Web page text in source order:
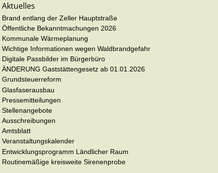
Aktuelles
Brand entlang der Zeller Hauptstraße
Öffentliche Bekanntmachungen 2026
Kommunale Wärmeplanung
Wichtige Informationen wegen Waldbrandgefahr
Digitale Passbilder im Bürgerbüro
ÄNDERUNG Gaststättengesetz ab 01.01.2026
Grundsteuerreform
Glasfaserausbau
Pressemitteilungen
Stellenangebote
Ausschreibungen
Amtsblatt
Veranstaltungskalender
Entwicklungsprogramm Ländlicher Raum
Routinemäßige kreisweite Sirenenprobe